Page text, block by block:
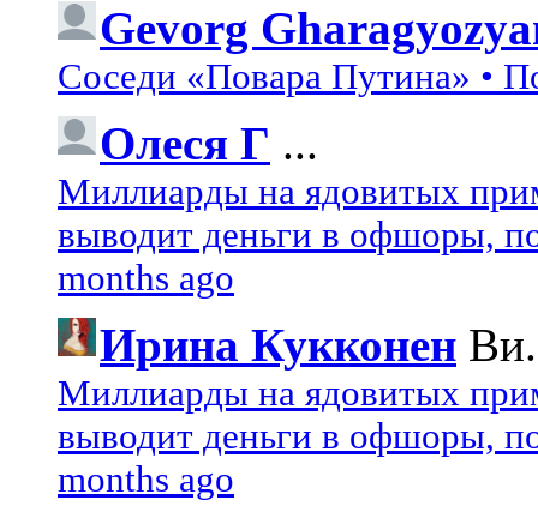
Gevorg
Соседи «Повара Путина» •
Олеся Г ...
Миллиарды на ядовитых
выводит деньги в офшоры,
months ago
Ирина Кукконен
Миллиарды на ядовитых
выводит деньги в офшоры,
months ago